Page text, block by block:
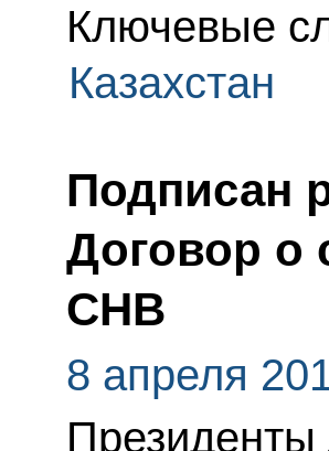
Ключевые
Казахстан
Подписан
Договор о
СНВ
8 апреля